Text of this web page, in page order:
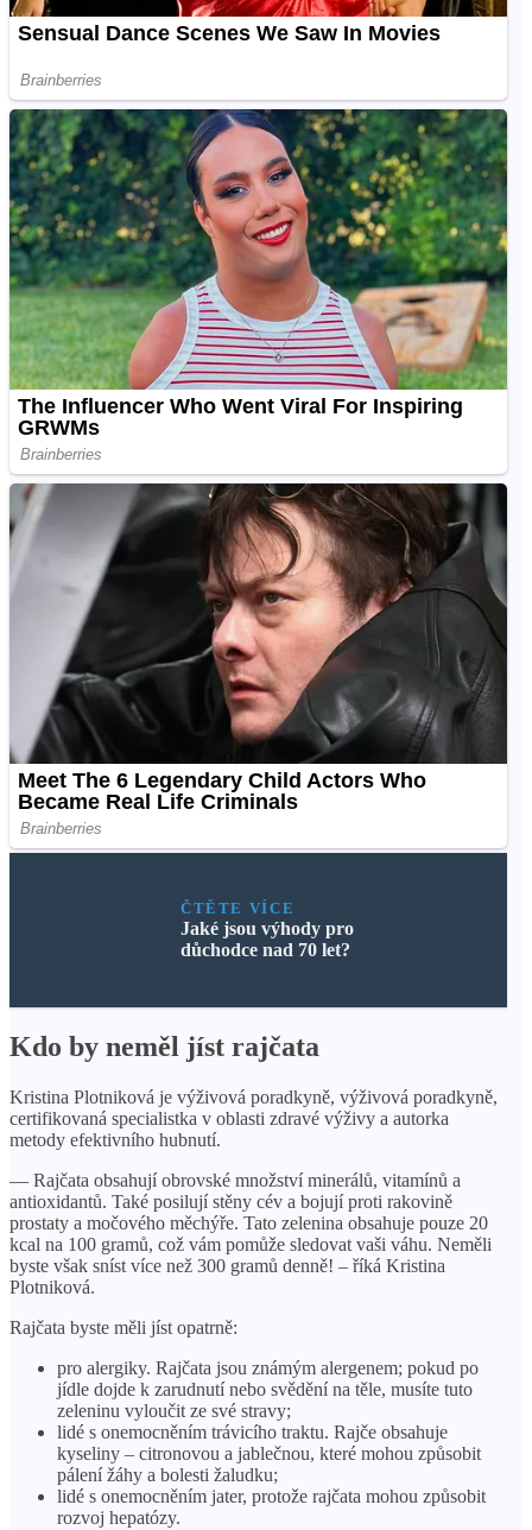
ČTĚTE VÍCE
Jaké jsou výhody pro
důchodce nad 70 let?
Kdo by neměl jíst rajčata
Kristina Plotniková je výživová poradkyně, výživová poradkyně,
certifikovaná specialistka v oblasti zdravé výživy a autorka
metody efektivního hubnutí.
— Rajčata obsahují obrovské množství minerálů, vitamínů a
antioxidantů. Také posilují stěny cév a bojují proti rakovině
prostaty a močového měchýře. Tato zelenina obsahuje pouze 20
kcal na 100 gramů, což vám pomůže sledovat vaši váhu. Neměli
byste však sníst více než 300 gramů denně! – říká Kristina
Plotniková.
Rajčata byste měli jíst opatrně:
pro alergiky. Rajčata jsou známým alergenem; pokud po
jídle dojde k zarudnutí nebo svědění na těle, musíte tuto
zeleninu vyloučit ze své stravy;
lidé s onemocněním trávicího traktu. Rajče obsahuje
kyseliny – citronovou a jablečnou, které mohou způsobit
pálení žáhy a bolesti žaludku;
lidé s onemocněním jater, protože rajčata mohou způsobit
rozvoj hepatózy.